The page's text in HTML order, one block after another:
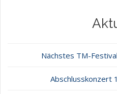
Nächstes TM-
Abschlusskonzert